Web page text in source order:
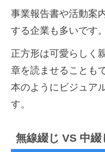
事業報告書や活動案
する企業も多いです。
正方形は可愛らしく
章を読ませることも
本のようにビジュア
す。
無線綴じ VS 中綴